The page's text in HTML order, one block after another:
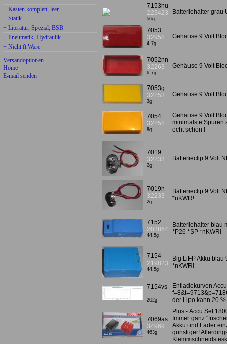
+ Kasten komplett, leer
+ Statik
+ Literatur, Spezial, BSB
+ Pneumatik, Hydraulik
+ Nicht ft Ware
Versandoptionen
Home
E-mail senden
7153hu
223423
56g
Batteriehalter grau
7053
32958
4,7g
Gehäuse 9 Volt
7052nn
32263
6,7g
Gehäuse 9 Volt
7053g
32253
3g
Gehäuse 9 Volt
7054
32252
8g
Gehäuse 9 Volt
minimalste Spuren
echt schön !
7019
32233
2g
Batterieclip 9 Volt
7019h
32233
2g
Batterieclip 9 Volt
*nKWR!
7152
203864
44,5g
Batteriehalter blau
*P26 *SP *nKWR!
7154
219823
44,5g
Big LiFP Akku
*nKWR!
7154vs
202g
Entladekurven
der Lipo kann 20
7069as
34969
463g
Plus - Accu Set
Immer ganz
Akku und Lader
günstiger!